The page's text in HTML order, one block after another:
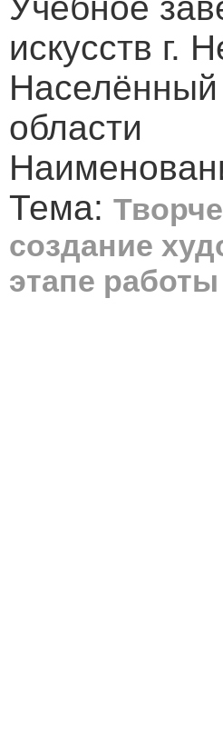
искусств г.
Населённый
области
Тема:
создание
этапе